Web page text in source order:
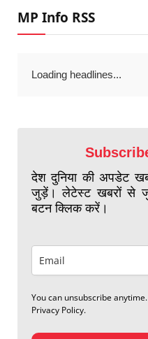
MP Info RSS
Loading headlines...
देश दुनिया की अपडेट
जुड़ें। लेटेस्ट खबरों से
बटन क्लिक करें।
You can unsubscribe
Privacy Policy.